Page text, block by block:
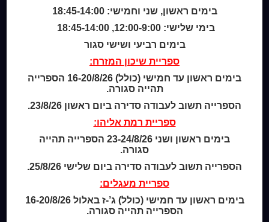
המומחה לשירותך
ארכיון ספריית השבוע
מדיניות הפרטיות
מדיניות שימוש בקבצי קוקיז (Cookies Policy)
בימים ראשון, שני וחמישי: 18:45-14:00
בימי שלישי: 12:00-9:00, 18:45-14:00
בימים רביעי ושישי סגור
ספריית שיכון המזרח:
בימים ראשון עד חמישי (כולל) 16-20/8/26 הספרייה
תהייה סגורה.
הספרייה תשוב לעבודה סדירה ביום ראשון 23/8/26.
ספריית רמת אליהו:
בימים ראשון ושני 23-24/8/26 הספרייה תהייה
סגורה.
הספרייה תשוב לעבודה סדירה ביום שלישי 25/8/26.
ספריית מעגלים:
בימים ראשון עד חמישי (כולל) ג’-ז באלול 16-20/8/26
הספרייה תהייה סגורה.